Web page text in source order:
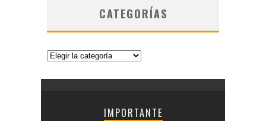
CATEGORÍAS
Categorías
IMPORTANTE